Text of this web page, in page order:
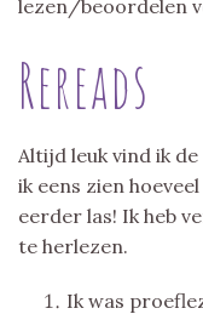
lezen/beoordelen
Rereads
Altijd leuk vind ik
ik eens zien
eerder las! Ik heb
te herlezen.
Ik was